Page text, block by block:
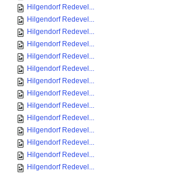
Hilgendorf Redevel...
Hilgendorf Redevel...
Hilgendorf Redevel...
Hilgendorf Redevel...
Hilgendorf Redevel...
Hilgendorf Redevel...
Hilgendorf Redevel...
Hilgendorf Redevel...
Hilgendorf Redevel...
Hilgendorf Redevel...
Hilgendorf Redevel...
Hilgendorf Redevel...
Hilgendorf Redevel...
Hilgendorf Redevel...